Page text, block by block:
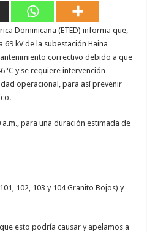
Dominicana (ETED) informa que,
kV de la subestación Haina
correctivo debido a que
y se requiere intervención
operacional, para así prevenir
a.m., para una duración estimada de
102, 103 y 104 Granito Bojos) y
esto podría causar y apelamos a